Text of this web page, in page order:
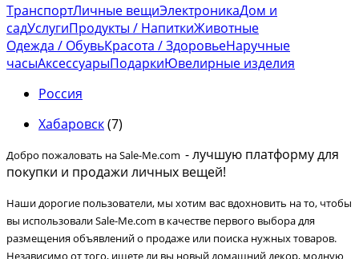
ТранспортЛичные вещиЭлектроникаДом и
садУслугиПродукты / НапиткиЖивотные
Одежда / ОбувьКрасота / ЗдоровьеНаручные
часыАксессуарыПодаркиЮвелирные изделия
Россия
Хабаровск(7)
Добро пожаловать на Sale-Me.com - лучшую платформу для
покупки и продажи личных вещей!
Наши дорогие пользователи, мы хотим вас вдохновить на то, чтобы
вы использовали Sale-Me.com в качестве первого выбора для
размещения объявлений о продаже или поиска нужных товаров.
Независимо от того, ищете ли вы новый домашний декор, модную